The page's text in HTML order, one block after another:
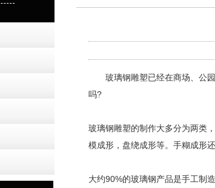
玻璃钢雕塑已经在商场、公园
吗?
玻璃钢雕塑的制作大多分为两类
模成形，盘绕成形等。手糊成形
大约90%的玻璃钢产品是手工制